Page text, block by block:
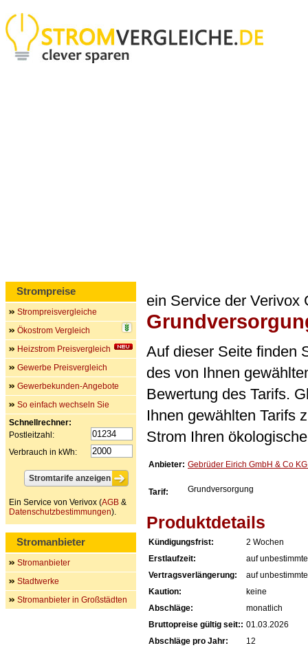
ein Service der Verivox
Auf dieser Seite finden
des von Ihnen
Bewertung des Tarifs.
Ihnen gewählten Tarifs
Strom Ihren
Anbieter: Gebrüder Eirich GmbH & Co
Tarif: Grundversorgung
Produktdetails
Kündigungsfrist:
2 Wochen
Erstlaufzeit:
auf
Vertragsverlängerung:
auf
Kaution:
keine
Abschläge:
monatlich
Bruttopreise gültig seit:: 01.03.2026
Abschläge pro Jahr:
12
Strompreise
Strompreisvergleiche
Ökostrom Vergleich
Heizstrom Preisvergleich
Gewerbe Preisvergleich
Gewerbekunden-Angebote
So einfach wechseln Sie
Schnellrechner:
Postleitzahl:
Verbrauch in kWh:
Ein Service von Verivox (AGB &
Datenschutzbestimmungen).
Stromanbieter
Stromanbieter
Stadtwerke
Stromanbieter in Großstädten